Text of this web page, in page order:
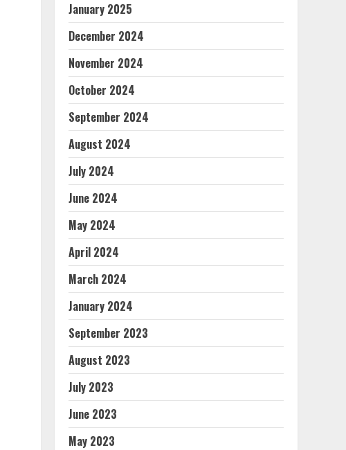
January 2025
December 2024
November 2024
October 2024
September 2024
August 2024
July 2024
June 2024
May 2024
April 2024
March 2024
January 2024
September 2023
August 2023
July 2023
June 2023
May 2023